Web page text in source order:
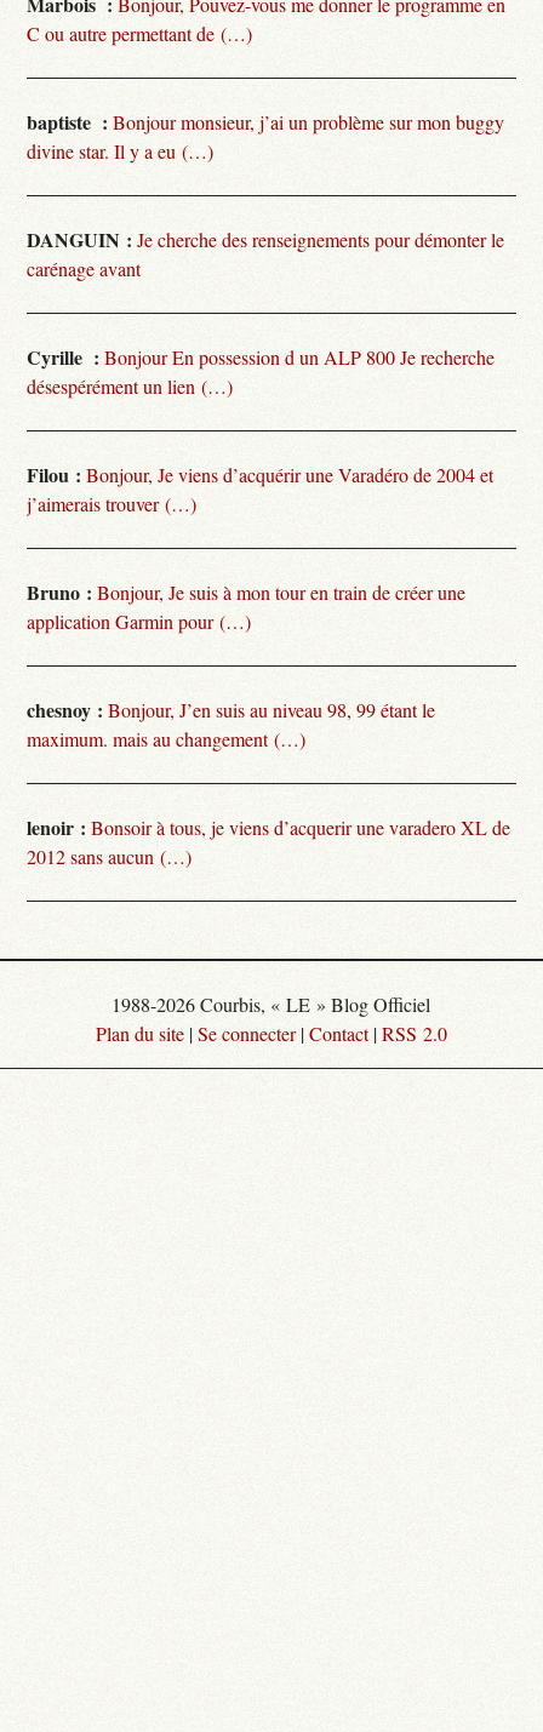
C ou autre permettant de (…)
baptiste : Bonjour monsieur, j’ai un problème sur mon buggy
divine star. Il y a eu (…)
DANGUIN : Je cherche des renseignements pour démonter le
carénage avant
Cyrille : Bonjour En possession d un ALP 800 Je recherche
désespérément un lien (…)
Filou : Bonjour, Je viens d’acquérir une Varadéro de 2004 et
j’aimerais trouver (…)
Bruno : Bonjour, Je suis à mon tour en train de créer une
application Garmin pour (…)
chesnoy : Bonjour, J’en suis au niveau 98, 99 étant le
maximum. mais au changement (…)
lenoir : Bonsoir à tous, je viens d’acquerir une varadero XL de
2012 sans aucun (…)
1988-2026 Courbis, « LE » Blog Officiel
Plan du site |Se connecter|Contact|RSS 2.0